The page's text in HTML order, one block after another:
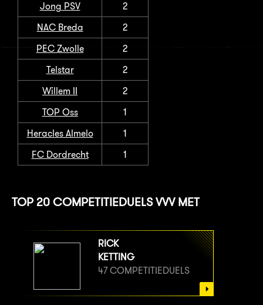
Jong PSV
2
NAC Breda
2
PEC Zwolle
2
Telstar
2
Willem II
2
TOP Oss
1
Heracles Almelo
1
FC Dordrecht
1
TOP 20 COMPETITIEDUELS VVV MET
RICK
KETTING
47 COMPETITIEDUELS